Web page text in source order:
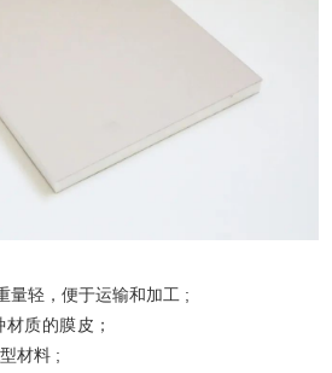
量轻，便于运输和加工 ;
质的膜皮；
材料 ;